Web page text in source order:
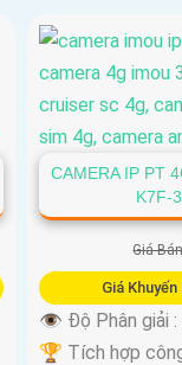
CAMERA IP PT
K7F-
Giá
Giá
👁 Độ Phân giải :
🏆 Tích hợp